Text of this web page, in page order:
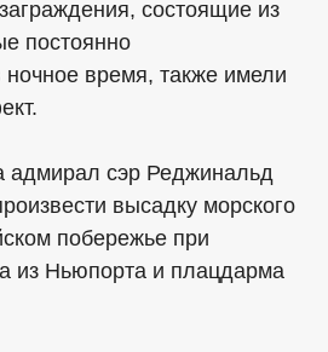
состоящие из
постоянно
ночное время, также имели
адмирал сэр Реджинальд
высадку морского
побережье при
из Ньюпорта и плацдарма